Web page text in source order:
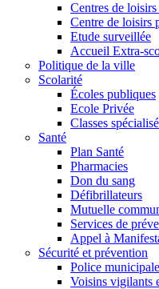
Centres de
Centre de loisirs
Etude surveillée
Accueil Extra-
Politique de la ville
Scolarité
Écoles publiques
Ecole Privée
Classes
Santé
Plan Santé
Pharmacies
Don du sang
Défibrillateurs
Mutuelle
Services de
Appel à
Sécurité et prévention
Police municipale
Voisins vigilants